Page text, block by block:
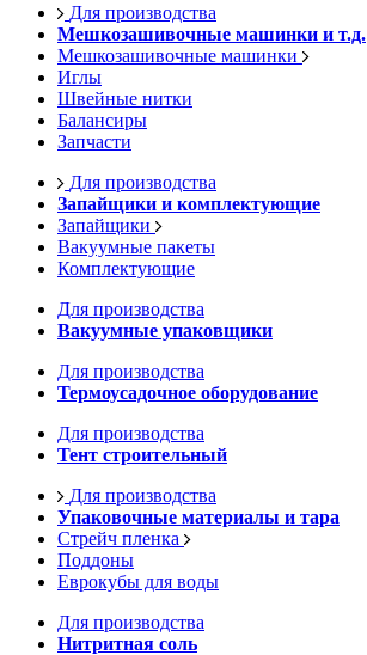
Для производства
Мешкозашивочные машинки и т.д.
Мешкозашивочные машинки
Иглы
Швейные нитки
Балансиры
Запчасти
Для производства
Запайщики и комплектующие
Запайщики
Вакуумные пакеты
Комплектующие
Для производства
Вакуумные упаковщики
Для производства
Термоусадочное оборудование
Для производства
Тент строительный
Для производства
Упаковочные материалы и тара
Стрейч пленка
Поддоны
Еврокубы для воды
Для производства
Нитритная соль